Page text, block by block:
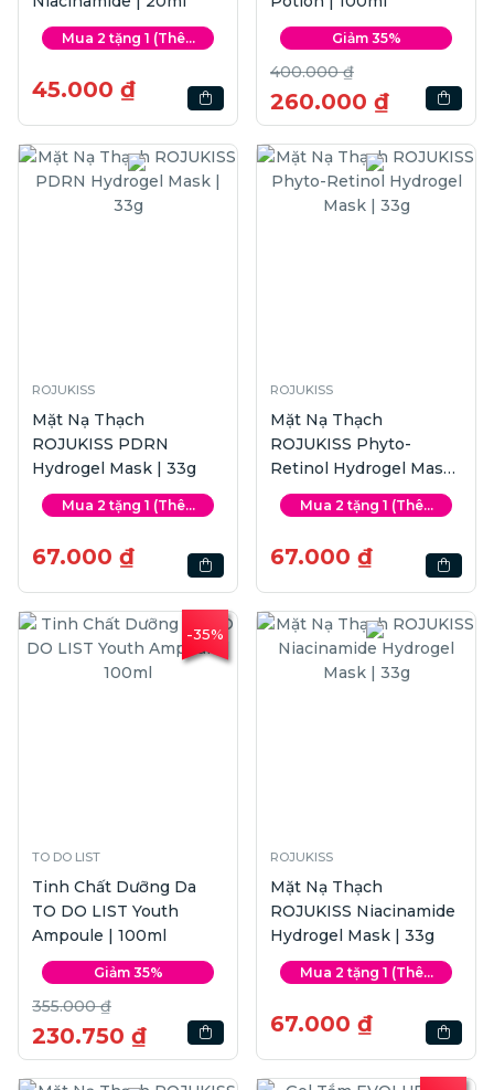
Mua 2 tặng 1 (Thê...
45.000 ₫
Giảm 35%
400.000 ₫
260.000 ₫
ROJUKISS
Mặt Nạ Thạch
ROJUKISS PDRN
Hydrogel Mask | 33g
Mua 2 tặng 1 (Thê...
67.000 ₫
ROJUKISS
Mặt Nạ Thạch
ROJUKISS Phyto-
Retinol Hydrogel Mask
| 33g
Mua 2 tặng 1 (Thê...
67.000 ₫
-35%
TO DO LIST
Tinh Chất Dưỡng Da
TO DO LIST Youth
Ampoule | 100ml
Giảm 35%
355.000 ₫
230.750 ₫
ROJUKISS
Mặt Nạ Thạch
ROJUKISS Niacinamide
Hydrogel Mask | 33g
Mua 2 tặng 1 (Thê...
67.000 ₫